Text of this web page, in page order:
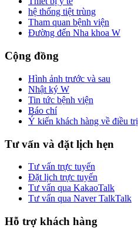
hệ thống tiệt trùng
Tham quan bệnh viện
Đường đến Nha khoa W
Cộng đồng
Hình ảnh trước và sau
Nhật ký W
Tin tức bệnh viện
Báo chí
Ý kiến khách hàng về điều trị
Tư vấn và đặt lịch hẹn
Tư vấn trực tuyến
Đặt lịch trực tuyến
Tư vấn qua KakaoTalk
Tư vấn qua Naver TalkTalk
Hỗ trợ khách hàng